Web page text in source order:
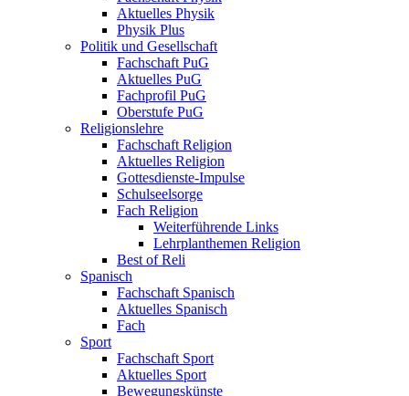
Aktuelles Physik
Physik Plus
Politik und Gesellschaft
Fachschaft PuG
Aktuelles PuG
Fachprofil PuG
Oberstufe PuG
Religionslehre
Fachschaft Religion
Aktuelles Religion
Gottesdienste-Impulse
Schulseelsorge
Fach Religion
Weiterführende Links
Lehrplanthemen Religion
Best of Reli
Spanisch
Fachschaft Spanisch
Aktuelles Spanisch
Fach
Sport
Fachschaft Sport
Aktuelles Sport
Bewegungskünste